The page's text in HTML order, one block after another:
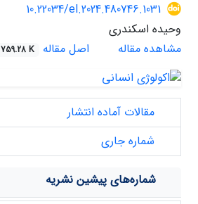
10.22034/el.2024.480746.1031
وحیده اسکندری
مشاهده مقاله
اصل مقاله 759.28 K
مقالات آماده انتشار
شماره جاری
شماره‌های پیشین نشریه